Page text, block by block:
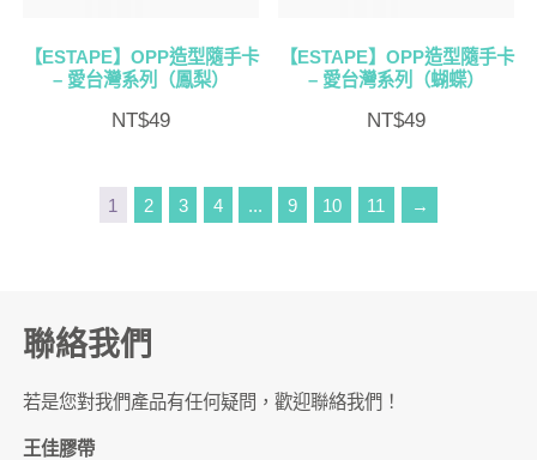
【ESTAPE】OPP造型隨手卡
– 愛台灣系列（鳳梨）
NT$49
【ESTAPE】OPP造型隨手卡
– 愛台灣系列（蝴蝶）
NT$49
1 2 3 4 ... 9 10 11 →
聯絡我們
若是您對我們產品有任何疑問，歡迎聯絡我們！
王佳膠帶